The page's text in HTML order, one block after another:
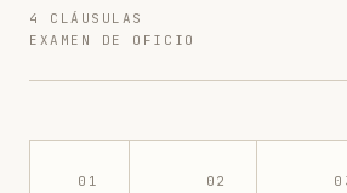
4 CLÁUSULAS
EXAMEN DE OFICIO
01 02